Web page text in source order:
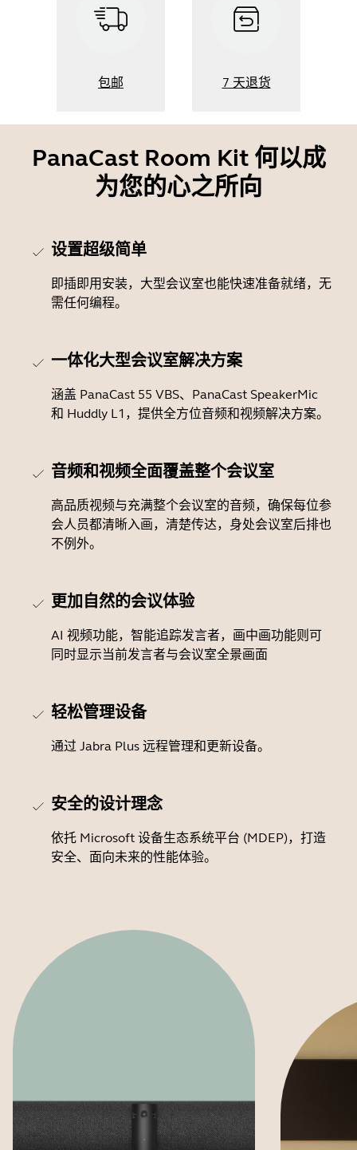
包邮 7 天退货
PanaCast Room Kit 何以成
为您的心之所向
设置超级简单
即插即用安装，大型会议室也能快速准备就绪，无
需任何编程。
一体化大型会议室解决方案
涵盖 PanaCast 55 VBS、PanaCast SpeakerMic
和 Huddly L1，提供全方位音频和视频解决方案。
音频和视频全面覆盖整个会议室
高品质视频与充满整个会议室的音频，确保每位参
会人员都清晰入画，清楚传达，身处会议室后排也
不例外。
更加自然的会议体验
AI 视频功能，智能追踪发言者，画中画功能则可
同时显示当前发言者与会议室全景画面
轻松管理设备
通过 Jabra Plus 远程管理和更新设备。
安全的设计理念
依托 Microsoft 设备生态系统平台 (MDEP)，打造
安全、面向未来的性能体验。